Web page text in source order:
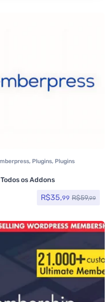
, Plugins, Plugins
os Addons
R$35,99 R$59,99